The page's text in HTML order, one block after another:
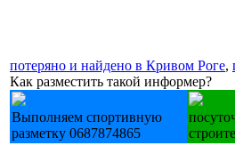
потеряно и найдено в Кривом Роге,
Как разместить такой информер?
Выполняем спортивную
разметку 0687874865